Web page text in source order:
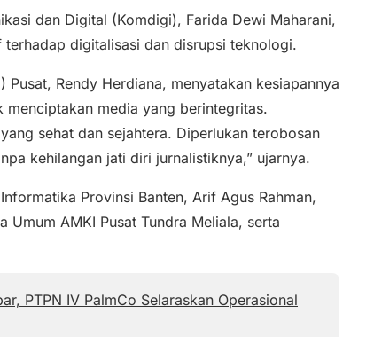
dan Digital (Komdigi), Farida Dewi Maharani,
digitalisasi dan disrupsi teknologi.
Rendy Herdiana, menyatakan kesiapannya
menciptakan media yang berintegritas.
sehat dan sejahtera. Diperlukan terobosan
kehilangan jati diri jurnalistiknya,” ujarnya.
Provinsi Banten, Arif Agus Rahman,
AMKI Pusat Tundra Meliala, serta
PTPN IV PalmCo Selaraskan Operasional